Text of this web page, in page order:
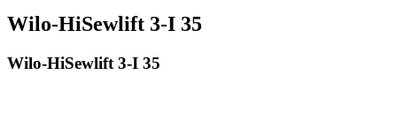
Wilo-HiSewlift 3-I 35
Wilo-HiSewlift 3-I 35